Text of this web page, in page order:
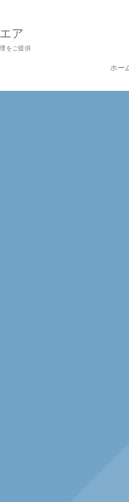
ア
をご提供
ホー